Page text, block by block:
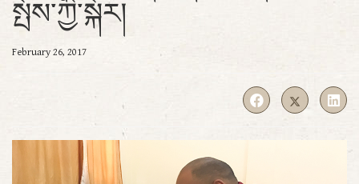
སྤོས་ཀྱི་སྐོར།
February 26, 2017